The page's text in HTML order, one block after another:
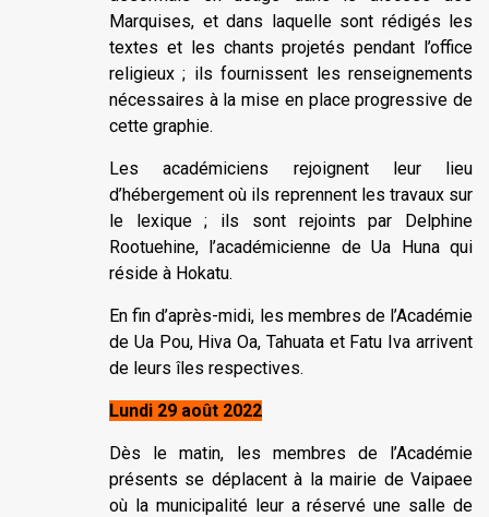
Marquises, et dans laquelle sont rédigés les
textes et les chants projetés pendant l’office
religieux ; ils fournissent les renseignements
nécessaires à la mise en place progressive de
cette graphie.
Les académiciens rejoignent leur lieu
d’hébergement où ils reprennent les travaux sur
le lexique ; ils sont rejoints par Delphine
Rootuehine, l’académicienne de Ua Huna qui
réside à Hokatu.
En fin d’après-midi, les membres de l’Académie
de Ua Pou, Hiva Oa, Tahuata et Fatu Iva arrivent
de leurs îles respectives.
Lundi 29 août 2022
Dès le matin, les membres de l’Académie
présents se déplacent à la mairie de Vaipaee
où la municipalité leur a réservé une salle de